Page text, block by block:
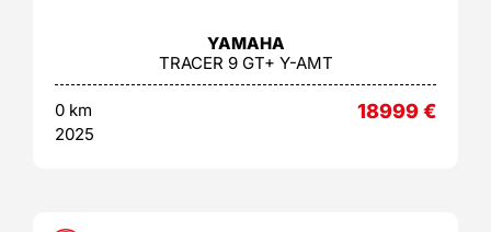
YAMAHA
TRACER 9 GT+ Y-AMT
0 km
2025
18999€